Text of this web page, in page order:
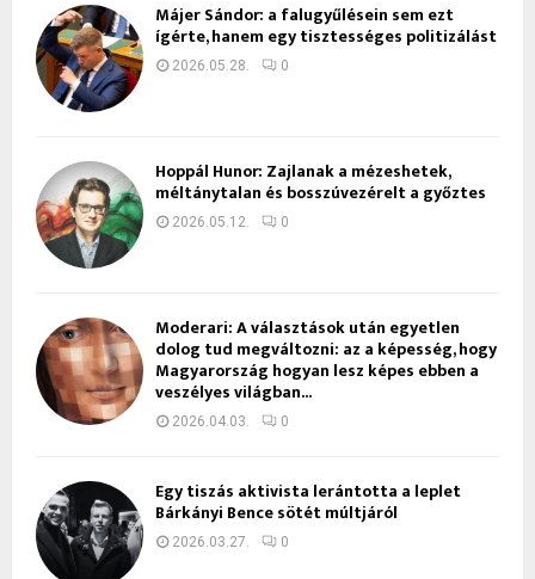
Májer Sándor: a falugyűlésein sem ezt
ígérte, hanem egy tisztességes politizálást
2026.05.28. 0
Hoppál Hunor: Zajlanak a mézeshetek,
méltánytalan és bosszúvezérelt a győztes
2026.05.12. 0
Moderari: A választások után egyetlen
dolog tud megváltozni: az a képesség, hogy
Magyarország hogyan lesz képes ebben a
veszélyes világban...
2026.04.03. 0
Egy tiszás aktivista lerántotta a leplet
Bárkányi Bence sötét múltjáról
2026.03.27. 0